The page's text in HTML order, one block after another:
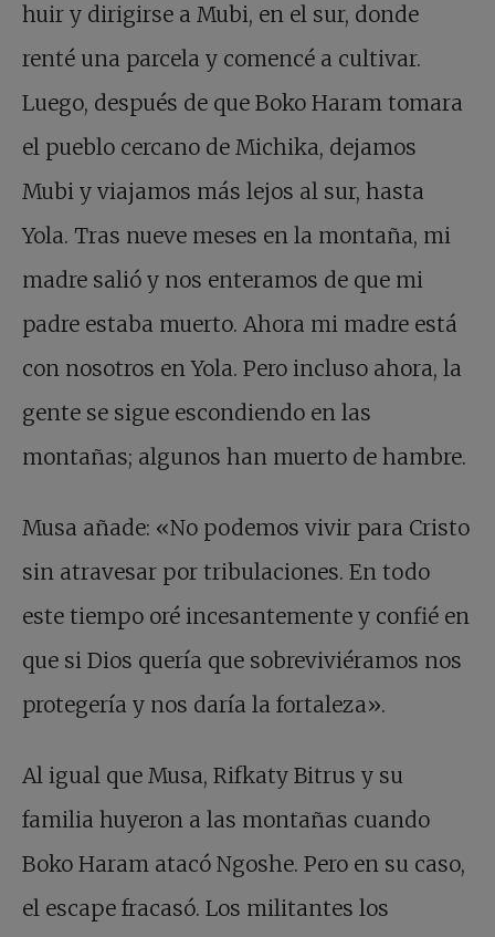
huir y dirigirse a Mubi, en el sur, donde
renté una parcela y comencé a cultivar.
Luego, después de que Boko Haram tomara
el pueblo cercano de Michika, dejamos
Mubi y viajamos más lejos al sur, hasta
Yola. Tras nueve meses en la montaña, mi
madre salió y nos enteramos de que mi
padre estaba muerto. Ahora mi madre está
con nosotros en Yola. Pero incluso ahora, la
gente se sigue escondiendo en las
montañas; algunos han muerto de hambre.
Musa añade: «No podemos vivir para Cristo
sin atravesar por tribulaciones. En todo
este tiempo oré incesantemente y confié en
que si Dios quería que sobreviviéramos nos
protegería y nos daría la fortaleza».
Al igual que Musa, Rifkaty Bitrus y su
familia huyeron a las montañas cuando
Boko Haram atacó Ngoshe. Pero en su caso,
el escape fracasó. Los militantes los